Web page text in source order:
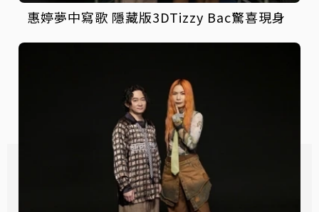
惠婷夢中寫歌 隱藏版3DTizzy Bac驚喜現身